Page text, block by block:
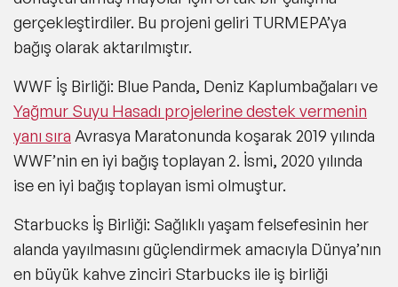
gerçekleştirdiler. Bu projeni geliri TURMEPA’ya
bağış olarak aktarılmıştır.
WWF İş Birliği: Blue Panda, Deniz Kaplumbağaları ve
Yağmur Suyu Hasadı projelerine destek vermenin
yanı sıra Avrasya Maratonunda koşarak 2019 yılında
WWF’nin en iyi bağış toplayan 2. İsmi, 2020 yılında
ise en iyi bağış toplayan ismi olmuştur.
Starbucks İş Birliği: Sağlıklı yaşam felsefesinin her
alanda yayılmasını güçlendirmek amacıyla Dünya’nın
en büyük kahve zinciri Starbucks ile iş birliği